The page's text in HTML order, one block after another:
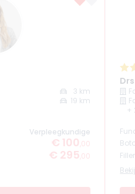
artsprofiel
3 km
19 km
Verpleegkundige
€ 100 ,00
€ 295 ,00
+